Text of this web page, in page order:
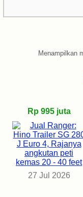
Menampilkan
Rp 995 juta
27 Jul 2026